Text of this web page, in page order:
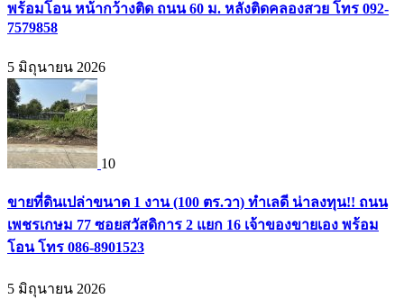
พร้อมโอน หน้ากว้างติด ถนน 60 ม. หลังติดคลองสวย โทร 092-
7579858
5 มิถุนายน 2026
10
ขายที่ดินเปล่าขนาด 1 งาน (100 ตร.วา) ทำเลดี น่าลงทุน!! ถนน
เพชรเกษม 77 ซอยสวัสดิการ 2 แยก 16 เจ้าของขายเอง พร้อม
โอน โทร 086-8901523
5 มิถุนายน 2026